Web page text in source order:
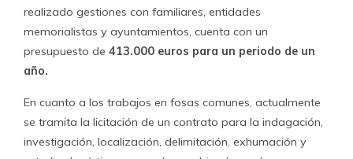
realizado gestiones con familiares, entidades
memorialistas y ayuntamientos, cuenta con un
presupuesto de 413.000 euros para un periodo de un
año.
En cuanto a los trabajos en fosas comunes, actualmente
se tramita la licitación de un contrato para la indagación,
investigación, localización, delimitación, exhumación y